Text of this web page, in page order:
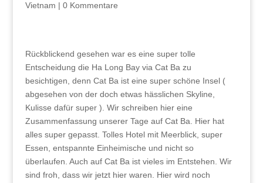
Vietnam | 0 Kommentare
Rückblickend gesehen war es eine super tolle
Entscheidung die Ha Long Bay via Cat Ba zu
besichtigen, denn Cat Ba ist eine super schöne Insel (
abgesehen von der doch etwas hässlichen Skyline,
Kulisse dafür super ). Wir schreiben hier eine
Zusammenfassung unserer Tage auf Cat Ba. Hier hat
alles super gepasst. Tolles Hotel mit Meerblick, super
Essen, entspannte Einheimische und nicht so
überlaufen. Auch auf Cat Ba ist vieles im Entstehen. Wir
sind froh, dass wir jetzt hier waren. Hier wird noch